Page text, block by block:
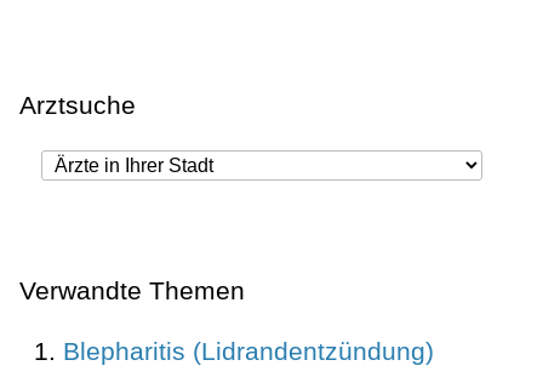
Arztsuche
Verwandte Themen
Blepharitis (Lidrandentzündung)